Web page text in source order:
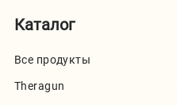
Каталог
Все продукты
Theragun